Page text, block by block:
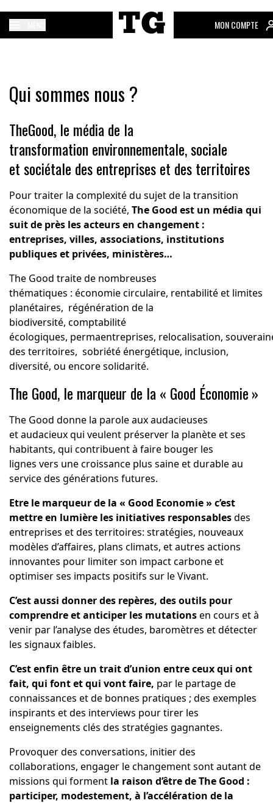
MON COMPTE
Qui sommes nous ?
TheGood, le média de la
transformation environnementale, sociale
et sociétale des entreprises et des territoires
Pour traiter la complexité du sujet de la transition
économique de la société, The Good est un média qui
suit de près les acteurs en changement :
entreprises, villes, associations, institutions
publiques et privées, ministères…
The Good traite de nombreuses
thématiques : économie circulaire, rentabilité et limites
planétaires, régénération de la
biodiversité, comptabilité
écologiques, permaentreprises, relocalisation,
des territoires, sobriété énergétique, inclusion,
diversité, ou encore solidarité.
The Good, le marqueur de la « Good Économie»
The Good donne la parole aux audacieuses
et audacieux qui veulent préserver la planète et ses
habitants, qui contribuent à faire bouger les
lignes vers une croissance plus saine et durable au
service des générations futures.
Etre le marqueur de la « Good Economie » c’est
mettre en lumière les initiatives responsablesdes
entreprises et des territoires: stratégies, nouveaux
modèles d’affaires, plans climats, et autres actions
innovantes pour limiter son impact carbone et
optimiser ses impacts positifs sur le Vivant.
C’est aussi donner des repères, des outils pour
comprendre et anticiper les mutationsen cours et à
venir par l’analyse des études, baromètres et détecter
les signaux faibles.
C’est enfin être un trait d’union entre ceux qui ont
fait, qui font et qui vont faire, par le partage de
connaissances et de bonnes pratiques ; des exemples
inspirants et des interviews pour tirer les
enseignements clés des stratégies gagnantes.
Provoquer des conversations, initier des
collaborations, engager le changement sont autant de
missions qui forment la raison d’être de The Good :
participer, modestement, à l’accélération de la